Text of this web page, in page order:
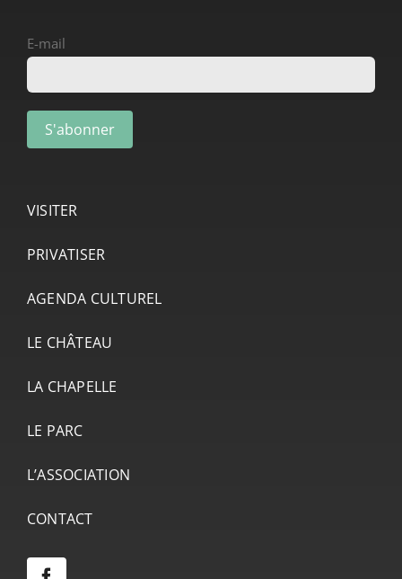
E-mail
VISITER
PRIVATISER
AGENDA CULTUREL
LE CHÂTEAU
LA CHAPELLE
LE PARC
L’ASSOCIATION
CONTACT